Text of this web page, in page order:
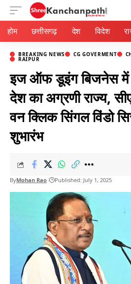
होम छत्तीसगढ़ देश विदेश
BREAKING NEWS CG GOVERMENT
RAIPUR
इज ऑफ डूइंग बिजनेस में
देश का अग्रणी राज्य,
वन क्लिक सिंगल विंडो
शुभारंभ
ByMohan Rao Published: July 1, 2025